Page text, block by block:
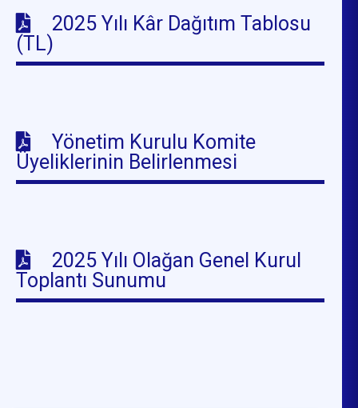
2025 Yılı Kâr Dağıtım Tablosu
(TL)
Yönetim Kurulu Komite
Üyeliklerinin Belirlenmesi
2025 Yılı Olağan Genel Kurul
Toplantı Sunumu